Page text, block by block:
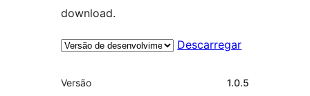
download.
Descarregar
Metadados
Versão 1.0.5